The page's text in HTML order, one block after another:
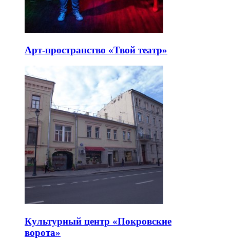
Арт-пространство «Твой театр»
Культурный центр «Покровские
ворота»